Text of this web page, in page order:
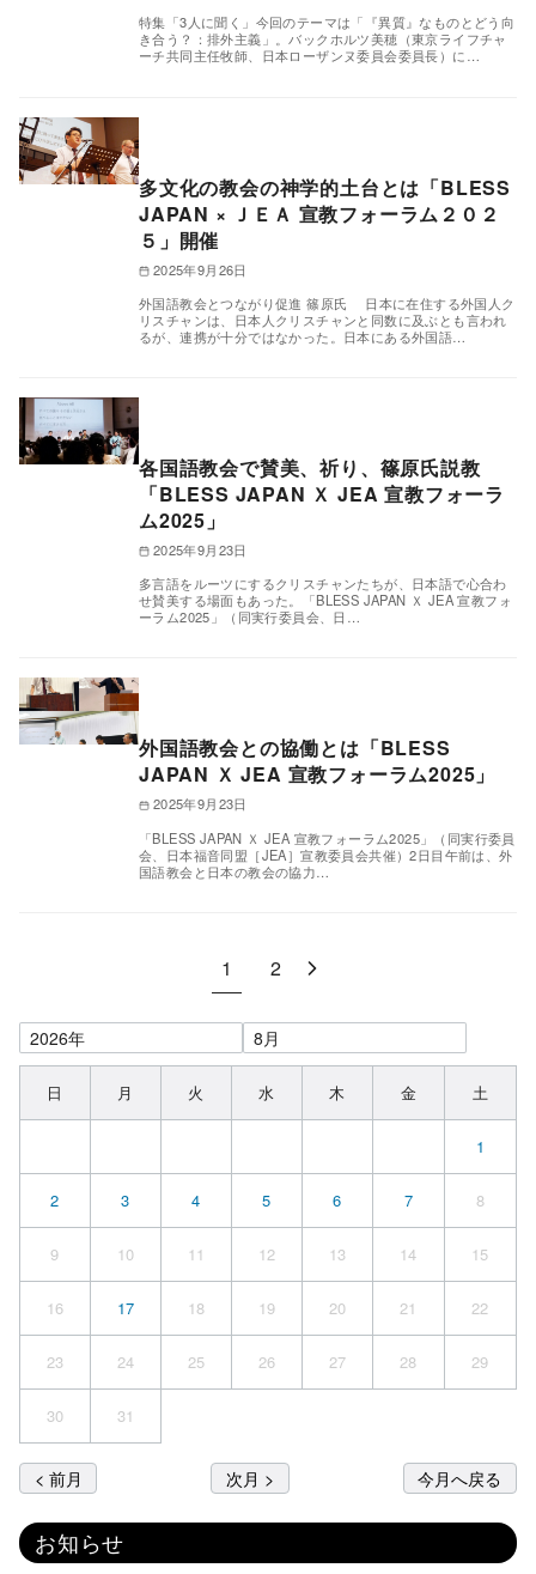
特集「3人に聞く」今回のテーマは「『異質』なものとどう向
き合う？：排外主義」。バックホルツ美穂（東京ライフチャ
ーチ共同主任牧師、日本ローザンヌ委員会委員長）に…
多文化の教会の神学的土台とは「BLESS
JAPAN × ＪＥＡ 宣教フォーラム２０２
５」開催
2025年9月26日
外国語教会とつながり促進 篠原氏 日本に在住する外国人ク
リスチャンは、日本人クリスチャンと同数に及ぶとも言われ
るが、連携が十分ではなかった。日本にある外国語…
各国語教会で賛美、祈り、篠原氏説教
「BLESS JAPAN Ｘ JEA 宣教フォーラ
ム2025」
2025年9月23日
多言語をルーツにするクリスチャンたちが、日本語で心合わ
せ賛美する場面もあった。「BLESS JAPAN Ｘ JEA 宣教フォ
ーラム2025」（同実行委員会、日…
外国語教会との協働とは「BLESS
JAPAN Ｘ JEA 宣教フォーラム2025」
2025年9月23日
「BLESS JAPAN Ｘ JEA 宣教フォーラム2025」（同実行委員
会、日本福音同盟［JEA］宣教委員会共催）2日目午前は、外
国語教会と日本の教会の協力…
1 2
日 月 火 水 木 金 土
1
2 3 4 5 6 7 8
9 10 11 12 13 14 15
16 17 18 19 20 21 22
23 24 25 26 27 28 29
30 31
< 前月 次月 > 今月へ戻る
お知らせ